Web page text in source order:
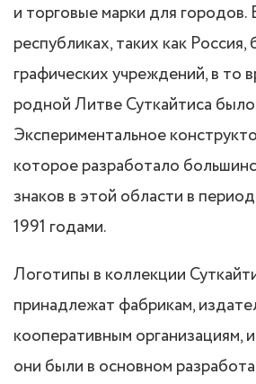
и торговые марки для
республиках, таких как
графических учреждений, в то
родной Литве Суткайтиса
Экспериментальное
которое разработало
знаков в этой области в
1991 годами.
Логотипы в коллекции
принадлежат фабрикам,
кооперативным организациям,
они были в основном